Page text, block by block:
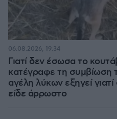
Γιατί δεν έσωσα το
κατέγραφε τη συμβίωση
αγέλη λύκων εξηγεί
είδε άρρωστο
06.08.2026, 19:34